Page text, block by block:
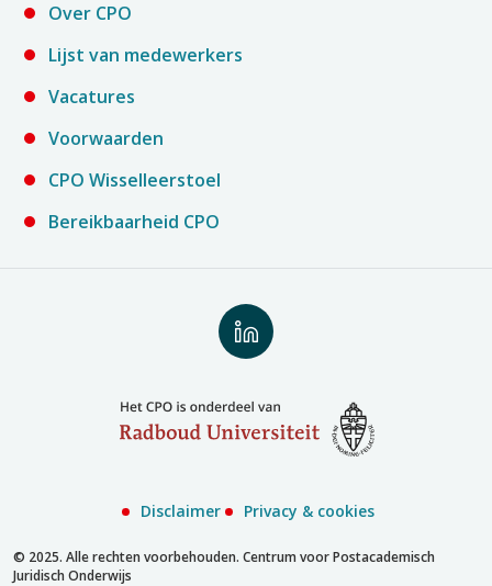
Over CPO
Lijst van medewerkers
Vacatures
Voorwaarden
CPO Wisselleerstoel
Bereikbaarheid CPO
Volg
ons
LinkedIn
© 2025. Alle rechten voorbehouden. Centrum voor Postacademisch
Juridisch Onderwijs
Disclaimer Privacy & cookies